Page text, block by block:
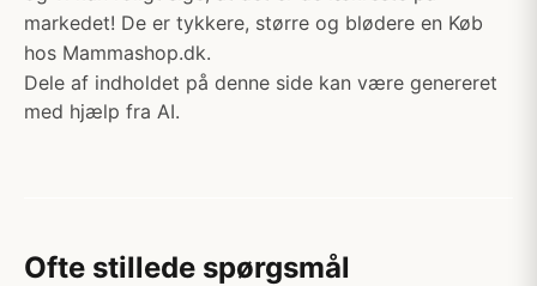
markedet! De er tykkere, større og blødere en Køb
hos Mammashop.dk.
Dele af indholdet på denne side kan være genereret
med hjælp fra AI.
Ofte stillede spørgsmål